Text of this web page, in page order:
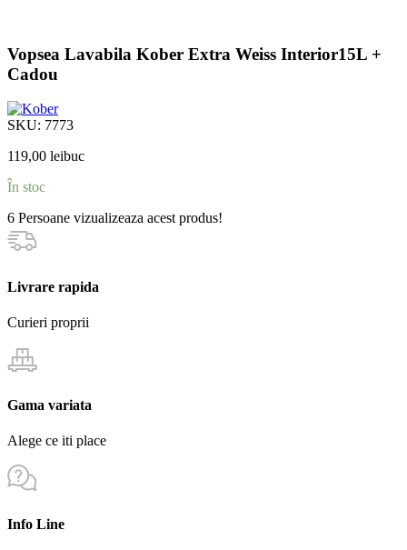
Vopsea Lavabila Kober Extra Weiss Interior15L +
Cadou
SKU: 7773
119,00 leibuc
În stoc
6 Persoane vizualizeaza acest produs!
Livrare rapida
Curieri proprii
Gama variata
Alege ce iti place
Info Line